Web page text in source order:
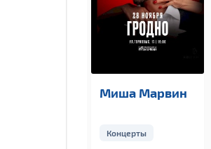
Миша Марвин
Концерты